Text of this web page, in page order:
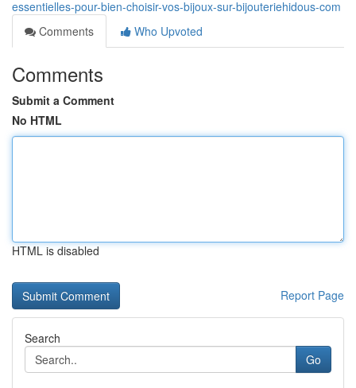
essentielles-pour-bien-choisir-vos-bijoux-sur-bijouteriehidous-com
Comments
Who Upvoted
Comments
Submit a Comment
No HTML
HTML is disabled
Report Page
Search
Go